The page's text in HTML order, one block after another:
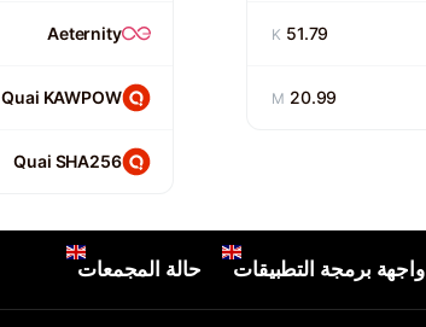
Aeternity
Quai KAWPOW
Quai SHA256
51.79
K
20.99
M
حالة المجمعات واجهة برمجة التطبيقات